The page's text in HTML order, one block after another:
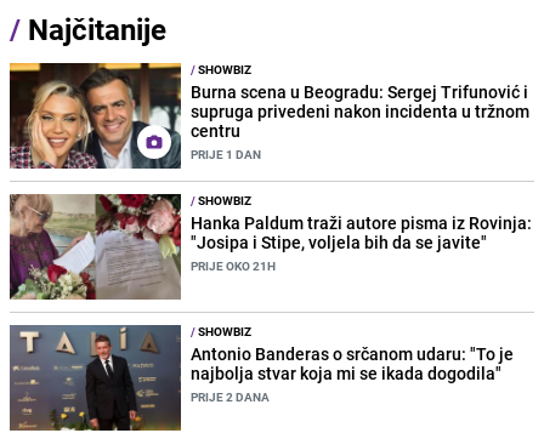
/ Najčitanije
/SHOWBIZ
Burna scena u Beogradu: Sergej Trifunović i
supruga privedeni nakon incidenta u tržnom
centru
PRIJE 1 DAN
/SHOWBIZ
Hanka Paldum traži autore pisma iz Rovinja:
"Josipa i Stipe, voljela bih da se javite"
PRIJE OKO 21H
/SHOWBIZ
Antonio Banderas o srčanom udaru: "To je
najbolja stvar koja mi se ikada dogodila"
PRIJE 2 DANA